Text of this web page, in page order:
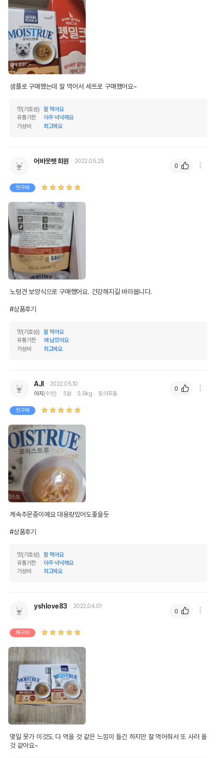
파우치
* 브랜드사에서 제공한 정보로 모든 책임은 브랜드사에 있습니다.
* 해당 정보는 브랜드사 사정에 의해 일부 변경될 수 있습니다.
상품 필수 정보
품명 및 모델명
받았음을 확인할수 있는
경우 그에 대한 사항
수입자를 함께 표기
또는 소비자상담 관련
전화번호
유통기한
샘플로 구매했는데 잘 먹어서 세트로 구매했어요~
맛(기호성)
잘 먹어요
유통기한
아주 넉넉해요
가성비
최고에요
어바웃펫 회원 2022.05.25
첫구매
노령견 보양식으로 구매했어요. 건강해지길 바라봅니다.
#상품후기
맛(기호성)
잘 먹어요
유통기한
꽤 남았어요
가성비
최고에요
0
AJI
2022.05.10
아지(수컷) 5살 5.9kg 토이푸들
첫구매
계속주문중이예요 대용량있어도좋을듯
#상품후기
맛(기호성)
잘 먹어요
유통기한
아주 넉넉해요
가성비
최고에요
0
yshlove83 2022.04.01
재구매
몇일 못가 이것도 다 먹을 것 같은 느낌이 들긴 하지만 잘 먹어줘서 또 사러 올
것 같아요~
0